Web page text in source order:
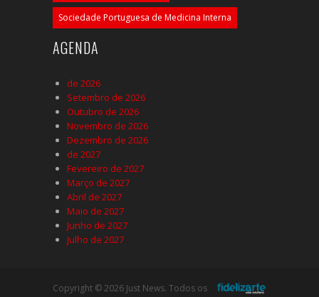
Sociedade Portuguesa de Medicina Interna
AGENDA
de 2026
Setembro de 2026
Outubro de 2026
Novembro de 2026
Dezembro de 2026
de 2027
Fevereiro de 2027
Março de 2027
Abril de 2027
Maio de 2027
Junho de 2027
Julho de 2027
Copyright © 2026 Just News. Todos os